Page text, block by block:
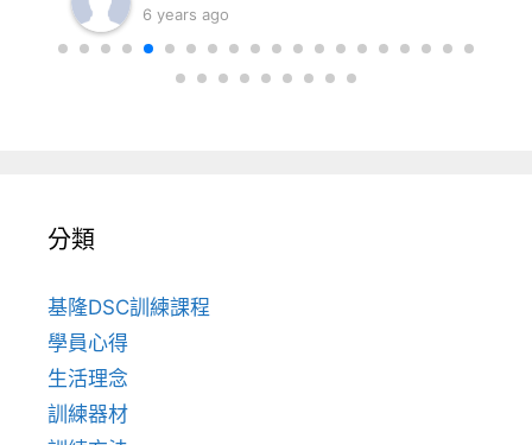
6 years ago
分類
基隆DSC訓練課程
學員心得
生活理念
訓練器材